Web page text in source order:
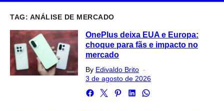
TAG: ANÁLISE DE MERCADO
OnePlus deixa EUA e Europa:
choque para fãs e impacto no
mercado
By Edivaldo Brito
on
3 de agosto de 2026